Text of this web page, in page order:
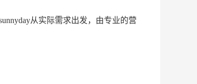
从实际需求出发，由专业的营